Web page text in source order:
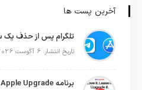
آخرین پست ها
تلگرام پس از حذف یک
تاریخ انتشار: 6 آگوست 2026